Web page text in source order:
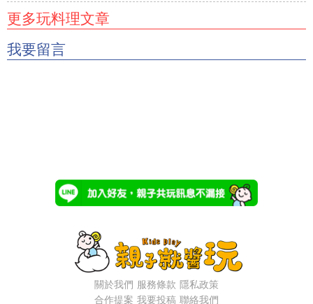
更多玩料理文章
我要留言
關於我們 服務條款 隱私政策
合作提案 我要投稿 聯絡我們